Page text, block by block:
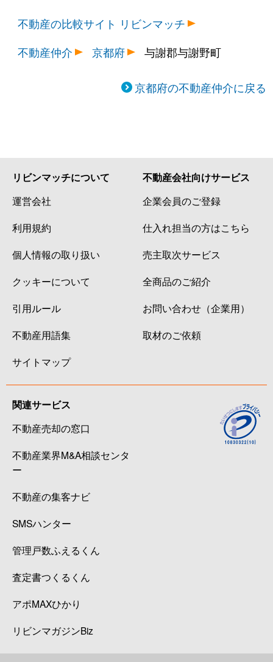
不動産の比較サイト リビンマッチ
不動産仲介
京都府 与謝郡与謝野町
京都府の不動産仲介に戻る
リビンマッチについて
運営会社
利用規約
個人情報の取り扱い
クッキーについて
引用ルール
不動産用語集
サイトマップ
不動産会社向けサービス
企業会員のご登録
仕入れ担当の方はこちら
売主取次サービス
全商品のご紹介
お問い合わせ（企業用）
取材のご依頼
関連サービス
不動産売却の窓口
不動産業界M&A相談センタ
ー
不動産の集客ナビ
SMSハンター
管理戸数ふえるくん
査定書つくるくん
アポMAXひかり
リビンマガジンBiz